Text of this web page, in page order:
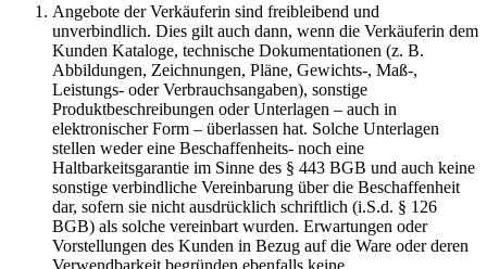
Angebote der Verkäuferin sind freibleibend und
unverbindlich. Dies gilt auch dann, wenn die Verkäuferin dem
Kunden Kataloge, technische Dokumentationen (z. B.
Abbildungen, Zeichnungen, Pläne, Gewichts-, Maß-,
Leistungs- oder Verbrauchsangaben), sonstige
Produktbeschreibungen oder Unterlagen – auch in
elektronischer Form – überlassen hat. Solche Unterlagen
stellen weder eine Beschaffenheits- noch eine
Haltbarkeitsgarantie im Sinne des § 443 BGB und auch keine
sonstige verbindliche Vereinbarung über die Beschaffenheit
dar, sofern sie nicht ausdrücklich schriftlich (i.S.d. § 126
BGB) als solche vereinbart wurden. Erwartungen oder
Vorstellungen des Kunden in Bezug auf die Ware oder deren
Verwendbarkeit begründen ebenfalls keine